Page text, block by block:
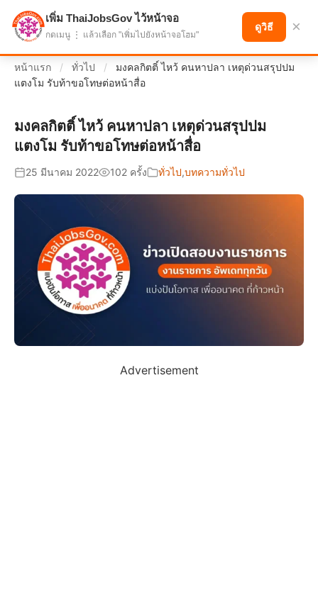
แบ่งปันโอกาส เพื่ออนาคตที่ก้าวหน้า
หน้าแรก / ทั่วไป /
มงคลกิตติ์ ไหว้ คนหาปลา เหตุด่วนสรุปปม
แตงโม รับท้าขอโทษต่อหน้าสื่อ
มงคลกิตติ์ ไหว้ คนหาปลา เหตุด่วนสรุปปม
แตงโม รับท้าขอโทษต่อหน้าสื่อ
25 มีนาคม 2022 102 ครั้ง ทั่วไป,บทความทั่วไป
Advertisement
เพิ่ม ThaiJobsGov ไว้หน้าจอ
กดเมนู ⋮ แล้วเลือก "เพิ่มไปยังหน้าจอโฮม"
ดูวิธี ×